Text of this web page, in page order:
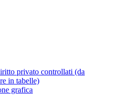
privato controllati (da
in tabelle)
grafica